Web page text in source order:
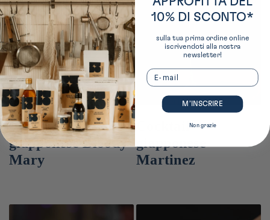
Cocktail
giapponese Bloody
Mary
Cocktail
giapponese
Martinez
10% DI SCONTO*
sulla tua prima ordine online
iscrivendoti alla nostra
newsletter!
Email
M’INSCRIRE
Non grazie